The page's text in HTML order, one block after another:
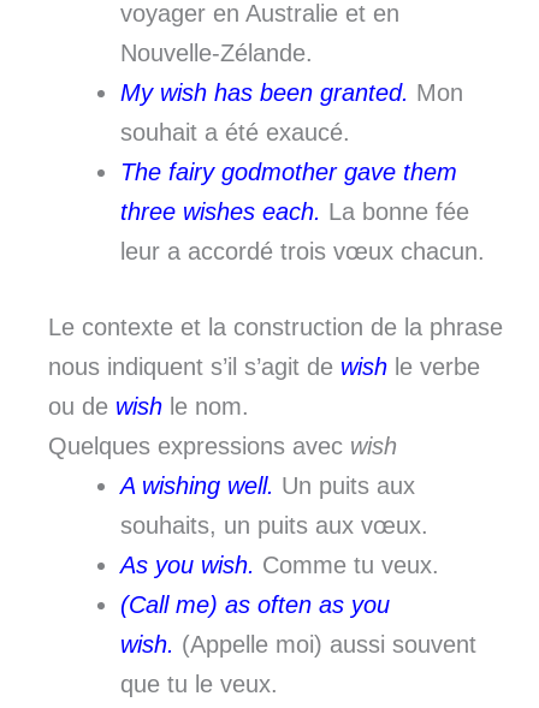
voyager en Australie et en
Nouvelle-Zélande.
My wish has been granted. Mon
souhait a été exaucé.
The fairy godmother gave them
three wishes each. La bonne fée
leur a accordé trois vœux chacun.
Le contexte et la construction de la phrase
nous indiquent s’il s’agit de wish le verbe
ou de wish le nom.
Quelques expressions avec wish
A wishing well. Un puits aux
souhaits, un puits aux vœux.
As you wish. Comme tu veux.
(Call me) as often as you
wish. (Appelle moi) aussi souvent
que tu le veux.